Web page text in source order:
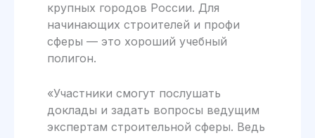
крупных городов России. Для
начинающих строителей и профи
сферы — это хороший учебный
полигон.
«Участники смогут послушать
доклады и задать вопросы ведущим
экспертам строительной сферы. Ведь